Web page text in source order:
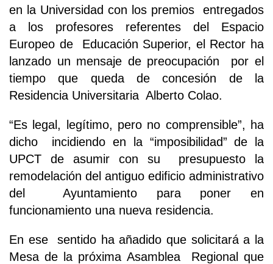
en la Universidad con los premios entregados
a los profesores referentes del Espacio
Europeo de Educación Superior, el Rector ha
lanzado un mensaje de preocupación por el
tiempo que queda de concesión de la
Residencia Universitaria Alberto Colao.
“Es legal, legítimo, pero no comprensible”, ha
dicho incidiendo en la “imposibilidad” de la
UPCT de asumir con su presupuesto la
remodelación del antiguo edificio administrativo
del Ayuntamiento para poner en
funcionamiento una nueva residencia.
En ese sentido ha añadido que solicitará a la
Mesa de la próxima Asamblea Regional que